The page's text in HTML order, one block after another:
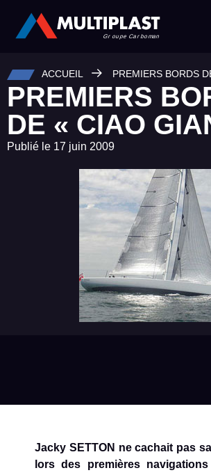
ACCUEIL PREMIERS BORDS
PREMIERS
DE « CIAO
Publié le 17 juin 2009
Jacky SETTON ne cachait pas
lors des premières